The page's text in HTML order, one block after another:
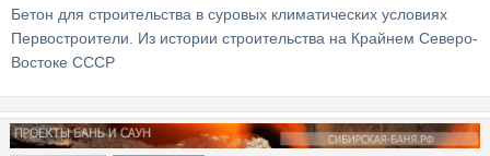
Бетон для строительства в суровых климатических условиях
Первостроители. Из истории строительства на Крайнем Северо-
Востоке СССР